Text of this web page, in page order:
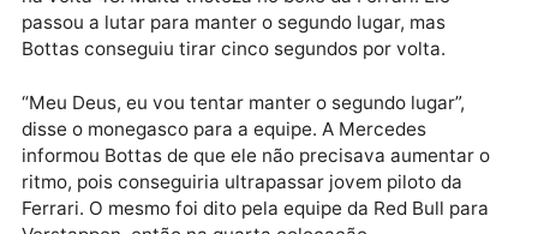
havia passado por Ricciardo e Hülkenberg e estava
quinta posição. Na 46ª volta, o piloto de Mônaco
problema no motor. Ele passou a rodar três segundos
mais lento por conta de uma falha no sistema de
recuperação de energia de sua Ferrari. “O que está
acontecendo?” perguntou Leclerc. Hamilton tirou
segundos em duas voltas.